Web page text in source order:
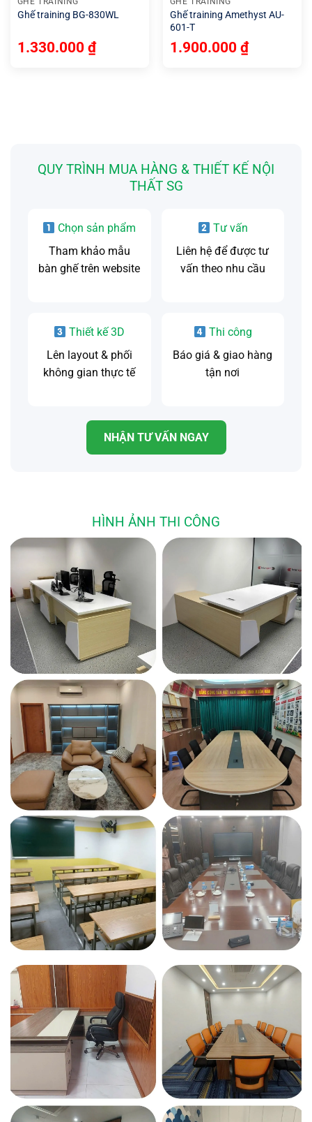
Ghế training BG-830WL
1.330.000 ₫
Ghế training Amethyst AU-
601-T
1.900.000 ₫
QUY TRÌNH MUA HÀNG & THIẾT KẾ NỘI
THẤT SG
Chọn sản phẩm
Tham khảo mẫu
bàn ghế trên website
Tư vấn
Liên hệ để được tư
vấn theo nhu cầu
Thiết kế 3D
Lên layout & phối
không gian thực tế
Thi công
Báo giá & giao hàng
tận nơi
NHẬN TƯ VẤN NGAY
HÌNH ẢNH THI CÔNG